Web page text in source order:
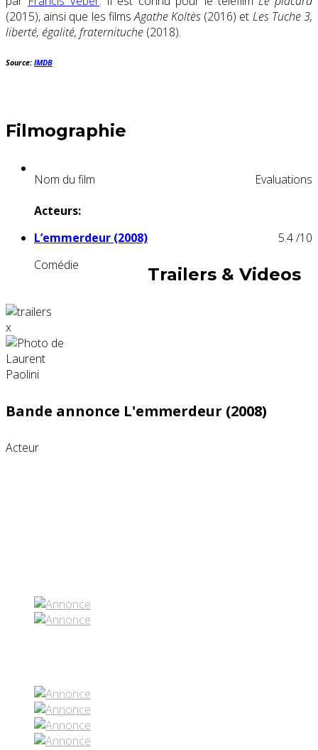
(2015), ainsi que les filmsAgathe Koltès (2016) et Les Tuche 3,
liberté, égalité, fraternituche (2018).
Source: IMDB
Filmographie
Nom du film
Evaluations
Acteurs:
L’emmerdeur (2008)
Comédie
5.4/10
Trailers & Videos
x
Bande annonce L'emmerdeur (2008)
Acteur